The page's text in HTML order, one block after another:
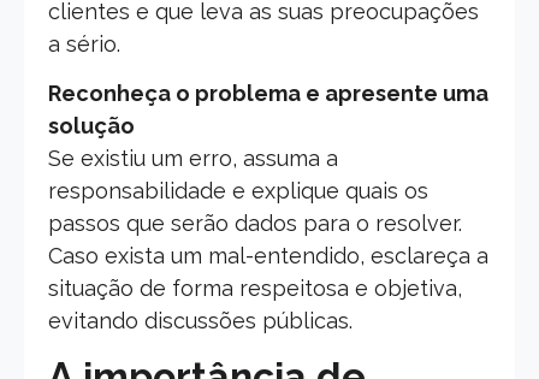
clientes e que leva as suas preocupações
a sério.
Reconheça o problema e apresente uma
solução
Se existiu um erro, assuma a
responsabilidade e explique quais os
passos que serão dados para o resolver.
Caso exista um mal-entendido, esclareça a
situação de forma respeitosa e objetiva,
evitando discussões públicas.